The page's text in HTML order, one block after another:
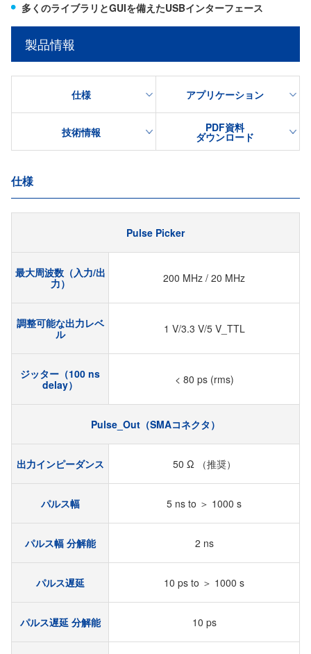
多くのライブラリとGUIを備えたUSBインターフェース
製品情報
仕様 アプリケーション
技術情報 PDF資料
ダウンロード
仕様
Pulse Picker
最大周波数（入力/出
力）
200 MHz / 20 MHz
調整可能な出力レベ
ル
1 V/3.3 V/5 V_TTL
ジッター（100 ns
delay）
< 80 ps (rms)
Pulse_Out（SMAコネクタ）
出力インピーダンス 50 Ω （推奨）
パルス幅 5 ns to ＞ 1000 s
パルス幅 分解能 2 ns
パルス遅延 10 ps to ＞ 1000 s
パルス遅延 分解能 10 ps